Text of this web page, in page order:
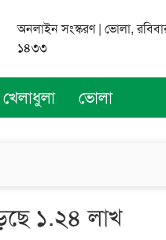
অনলাইন সংস্করণ | ভোলা,
১৪৩৩
খেলাধুলা ভোলা
১.২৪ লাখ